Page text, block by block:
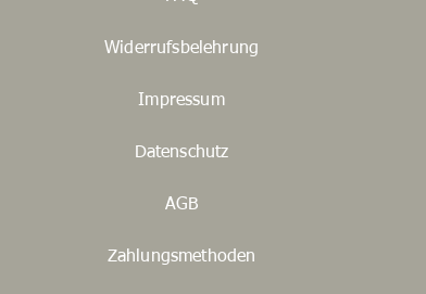
Widerrufsbelehrung
Impressum
Datenschutz
AGB
Zahlungsmethoden